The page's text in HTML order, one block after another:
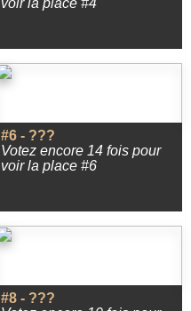
voir la place #4
#6 - ???
Votez encore 14 fois pour
voir la place #6
#8 - ???